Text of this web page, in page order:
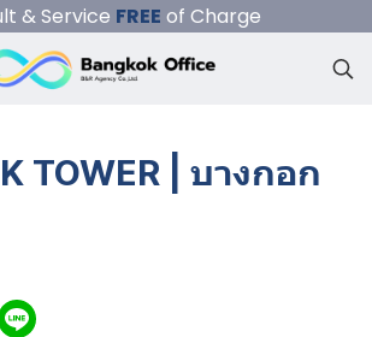
& Service FREE of Charge
TOWER | บางกอก